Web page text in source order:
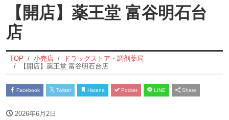
【開店】薬王堂 富谷明石台
店
TOP 小売店
ドラッグストア・調剤薬局
【開店】薬王堂 富谷明石台店
Facebook Twitter Hatena Pocket LINE Share
2026年6月2日